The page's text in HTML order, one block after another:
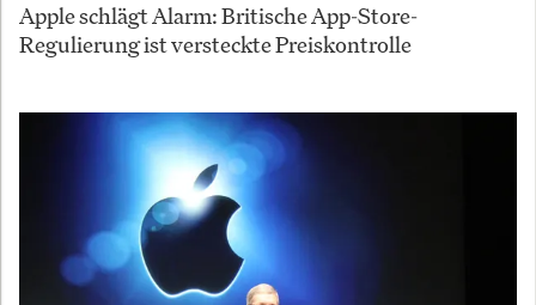
Apple schlägt Alarm: Britische App-Store-
Regulierung ist versteckte Preiskontrolle